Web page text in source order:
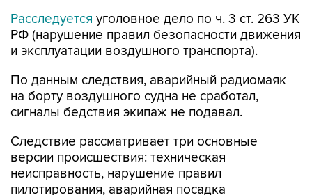
воздушного судна в результате отклонения от
маршрута следования.
Купить подписку на профессиональную ленту
Подписаться на рассылку главных новостей сайта
Получать оперативные новости в официальном
канале